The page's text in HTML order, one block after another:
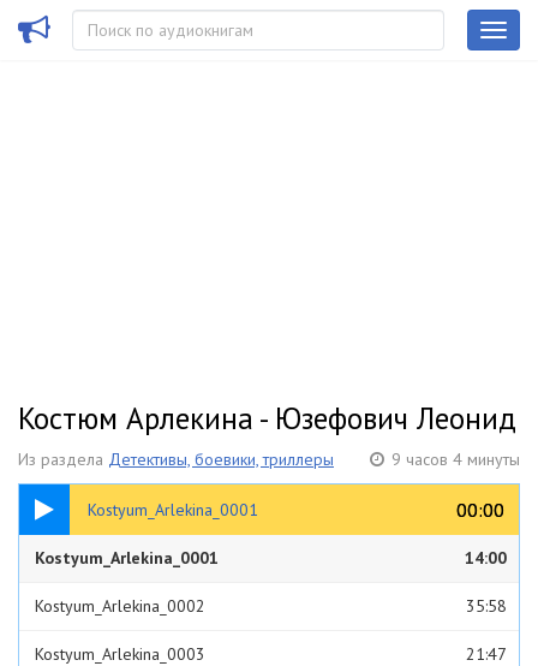
Костюм Арлекина - Юзефович Леонид
Из раздела Детективы, боевики, триллеры 9 часов 4 минуты
Kostyum_Arlekina_0001 00:00
00:00
14:00
Kostyum_Arlekina_0001 14:00
Kostyum_Arlekina_0002 35:58
Kostyum_Arlekina_0003 21:47